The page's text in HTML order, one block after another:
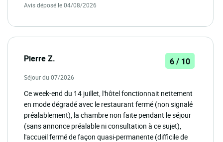
Avis déposé le 04/08/2026
Pierre Z. 6 / 10
Séjour du 07/2026
Ce week-end du 14 juillet, l'hôtel fonctionnait nettement
en mode dégradé avec le restaurant fermé (non signalé
préalablement), la chambre non faite pendant le séjour
(sans annonce préalable ni consultation à ce sujet),
l'accueil fermé de façon quasi-permanente (difficile de